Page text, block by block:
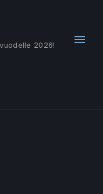
2026!